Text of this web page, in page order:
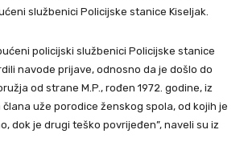
službenici Policijske stanice Kiseljak.
policijski službenici Policijske stanice
navode prijave, odnosno da je došlo do
od strane M.P., rođen 1972. godine, iz
člana uže porodice ženskog spola, od kojih je
dok je drugi teško povrijeđen”, naveli su iz